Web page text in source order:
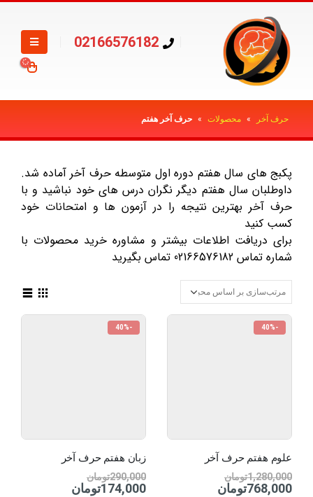
02166576182
حرف آخر » محصولات » حرف آخر هفتم
پکبج های سال هفتم دوره اول متوسطه حرف آخر آماده شد.
داوطلبان سال هفتم دیگر نگران درس های خود نباشید و با
حرف آخر بهترین نتیجه را در آزمون ها و امتحانات خود
کسب کنید
برای دریافت اطلاعات بیشتر و مشاوره خرید محصولات با
شماره تماس 02166576182 تماس بگیرید
-40%
علوم هفتم حرف آخر
1,280,000تومان
768,000تومان
-40%
زبان هفتم حرف آخر
290,000تومان
174,000تومان